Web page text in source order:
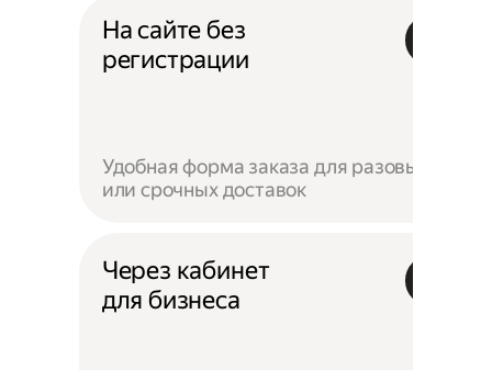
На сайте без
регистрации
Удобная форма заказа для разовых
или срочных доставок
Через кабинет
для бизнеса